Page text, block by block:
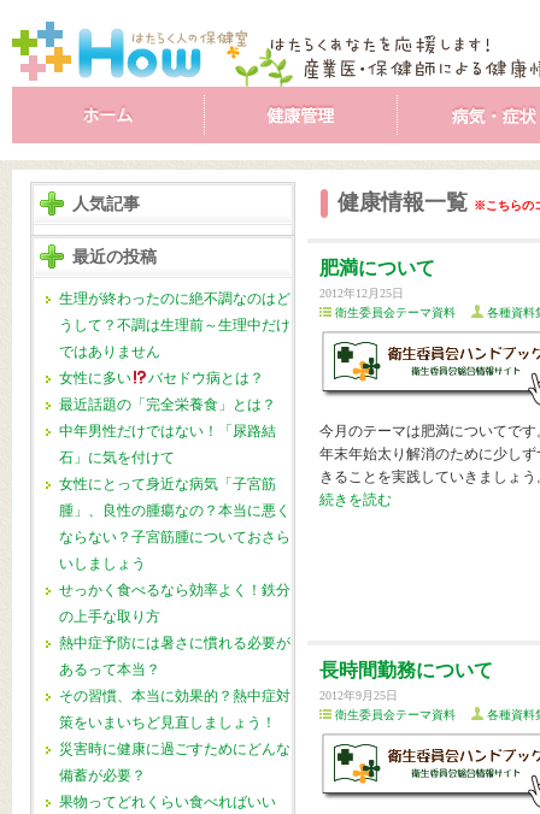
人気記事
最近の投稿
生理が終わったのに絶不調なのはど
うして？不調は生理前～生理中だけ
ではありません
女性に多い
バセドウ病とは？
最近話題の「完全栄養食」とは？
中年男性だけではない！「尿路結
石」に気を付けて
女性にとって身近な病気「子宮筋
腫」、良性の腫瘍なの？本当に悪く
ならない？子宮筋腫についておさら
いしましょう
せっかく食べるなら効率よく！鉄分
の上手な取り方
熱中症予防には暑さに慣れる必要が
あるって本当？
その習慣、本当に効果的？熱中症対
策をいまいちど見直しましょう！
災害時に健康に過ごすためにどんな
備蓄が必要？
果物ってどれくらい食べればいい
健康情報一覧 ※こちらの
肥満について
2012年12月25日
衛生委員会テーマ資料
各種資料
今月のテーマは肥満についてです
年末年始太り解消のために少しず
きることを実践していきましょ
続きを読む
長時間勤務について
2012年9月25日
衛生委員会テーマ資料
各種資料